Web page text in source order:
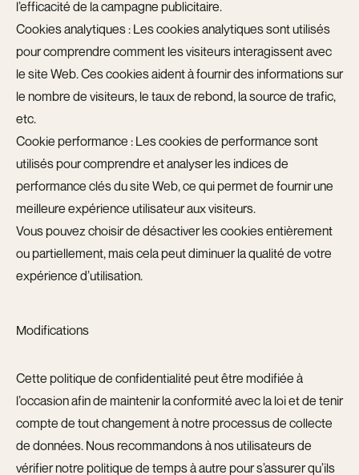
l’efficacité de la campagne publicitaire.
Cookies analytiques : Les cookies analytiques sont utilisés
pour comprendre comment les visiteurs interagissent avec
le site Web. Ces cookies aident à fournir des informations sur
le nombre de visiteurs, le taux de rebond, la source de trafic,
etc.
Cookie performance : Les cookies de performance sont
utilisés pour comprendre et analyser les indices de
performance clés du site Web, ce qui permet de fournir une
meilleure expérience utilisateur aux visiteurs.
Vous pouvez choisir de désactiver les cookies entièrement
ou partiellement, mais cela peut diminuer la qualité de votre
expérience d’utilisation.
Modifications
Cette politique de confidentialité peut être modifiée à
l’occasion afin de maintenir la conformité avec la loi et de tenir
compte de tout changement à notre processus de collecte
de données. Nous recommandons à nos utilisateurs de
vérifier notre politique de temps à autre pour s’assurer qu’ils